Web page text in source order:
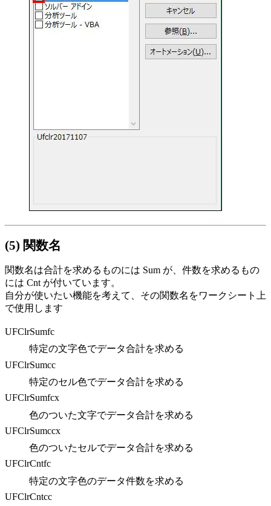
(5) 関数名
関数名は合計を求めるものには Sum が、件数を求めるもの
には Cnt が付いています。
自分が使いたい機能を考えて、その関数名をワークシート上
で使用します
UFClrSumfc
特定の文字色でデータ合計を求める
UFClrSumcc
特定のセル色でデータ合計を求める
UFClrSumfcx
色のついた文字でデータ合計を求める
UFClrSumccx
色のついたセルでデータ合計を求める
UFClrCntfc
特定の文字色のデータ件数を求める
UFClrCntcc